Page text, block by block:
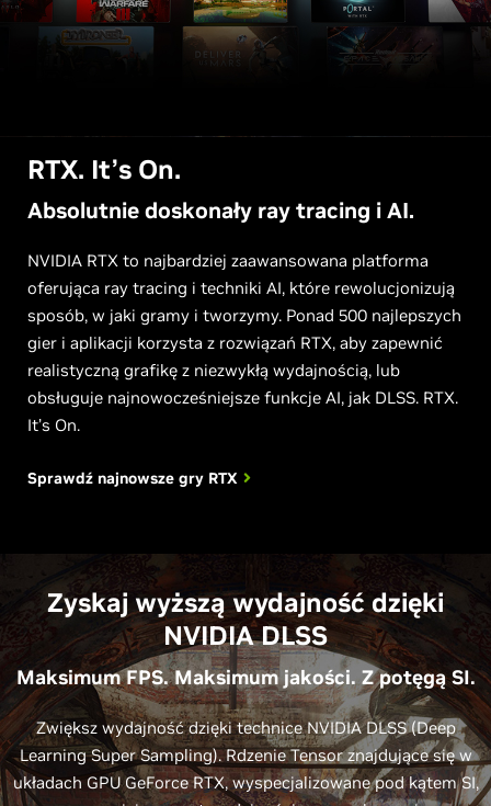
RTX. It’s On.
Absolutnie doskonały ray tracing i AI.
NVIDIA RTX to najbardziej zaawansowana platforma
oferująca ray tracing i techniki AI, które rewolucjonizują
sposób, w jaki gramy i tworzymy. Ponad 500 najlepszych
gier i aplikacji korzysta z rozwiązań RTX, aby zapewnić
realistyczną grafikę z niezwykłą wydajnością, lub
obsługuje najnowocześniejsze funkcje AI, jak DLSS. RTX.
It’s On.
Sprawdź najnowsze gry RTX
Zyskaj wyższą wydajność dzięki
NVIDIA DLSS
Maksimum FPS. Maksimum jakości. Z potęgą SI.
Zwiększ wydajność dzięki technice NVIDIA DLSS (Deep
Learning Super Sampling). Rdzenie Tensor znajdujące się w
układach GPU GeForce RTX, wyspecjalizowane pod kątem SI,